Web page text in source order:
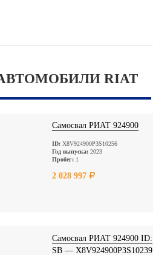
RIAT
Самосвал РИАТ 924900
ID: X8V924900P3S10256
Год выпуска: 2023
Пробег: 1
2 028 997
Самосвал РИАТ 924900 ID:
SB — X8V924900P3S10239